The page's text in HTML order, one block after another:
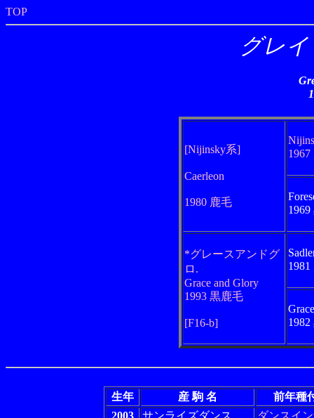
TOP
グレ
[Nijinsky系]
Caerleon
1980 鹿毛
*グレースアンドグ
ロ.
Grace and Glory
1993 黒鹿毛
[F16-b]
生年 産 駒 名
前年種
2003
サンライズダンス
ダンスイ